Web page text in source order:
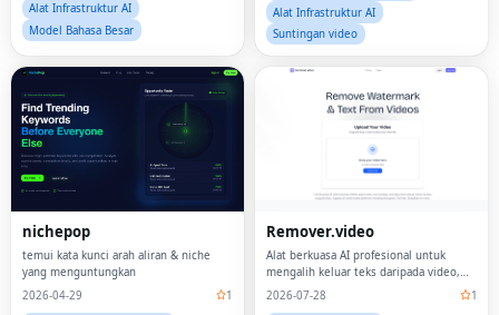
Alat Infrastruktur AI
Model Bahasa Besar
Alat Infrastruktur AI
Suntingan video
nichepop
temui kata kunci arah aliran & niche
yang menguntungkan
2026-04-29
1
Remover.video
Alat berkuasa AI profesional untuk
mengalih keluar teks daripada video,
termasuk tera air dan logo.
2026-07-28
1